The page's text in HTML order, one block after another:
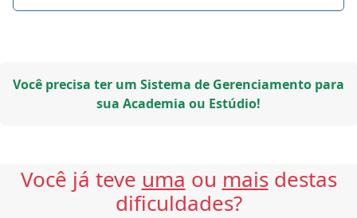
Você precisa ter um Sistema de Gerenciamento para
sua Academia ou Estúdio!
Você já teve uma ou maisdestas
dificuldades?